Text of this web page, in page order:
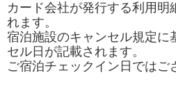
カード会社が発行する利用
れます。
宿泊施設のキャンセル規定に
セル日が記載されます。
ご宿泊チェックイン日では